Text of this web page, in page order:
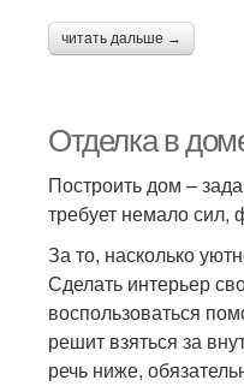
читать дальше →
Отделка в
Построить дом –
требует немало
За то, насколько
Сделать интерьер
воспользоваться
решит взяться за
речь ниже,